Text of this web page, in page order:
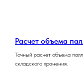
Расчет объема
Точный расчет объема
складского хранения.